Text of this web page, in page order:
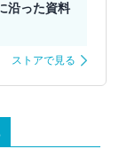
沿った資料
ストアで見る